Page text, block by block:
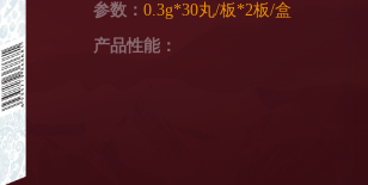
参数： 0.3g*30丸/板*2板/盒
产品性能：